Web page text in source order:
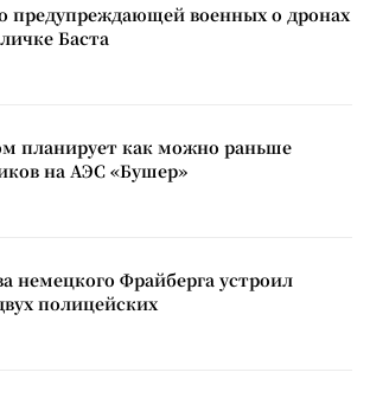
предупреждающей военных о дронах
Баста
планирует как можно раньше
на АЭС «Бушер»
немецкого Фрайберга устроил
полицейских